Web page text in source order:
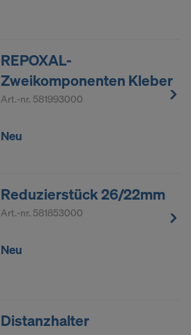
REPOXAL-
Zweikomponenten Kleber
Art.-nr. 581993000
Neu
Reduzierstück 26/22mm
Art.-nr. 581853000
Neu
Distanzhalter